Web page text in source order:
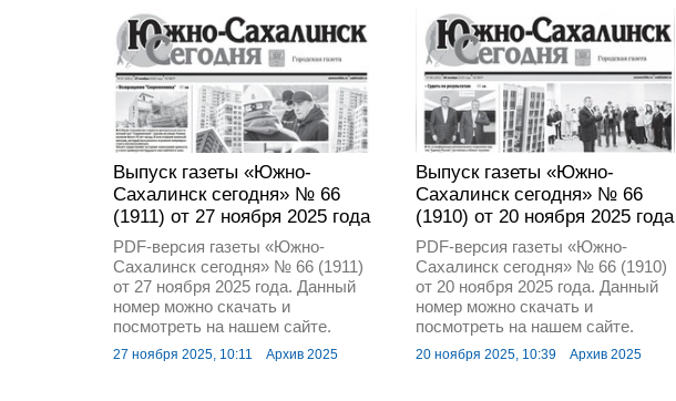
Выпуск газеты «Южно-
Сахалинск сегодня» № 66
(1911) от 27 ноября 2025 года
PDF-версия газеты «Южно-
Сахалинск сегодня» № 66 (1911)
от 27 ноября 2025 года. Данный
номер можно скачать и
посмотреть на нашем сайте.
27 ноября 2025, 10:11 Архив 2025
Выпуск газеты «Южно-
Сахалинск сегодня» № 66
(1910) от 20 ноября 2025 года
PDF-версия газеты «Южно-
Сахалинск сегодня» № 66 (1910)
от 20 ноября 2025 года. Данный
номер можно скачать и
посмотреть на нашем сайте.
20 ноября 2025, 10:39 Архив 2025